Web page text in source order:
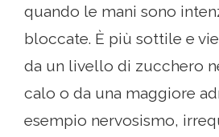
quando le mani sono
bloccate. È più sottile e
da un livello di zucchero
calo o da una maggiore
esempio nervosismo,